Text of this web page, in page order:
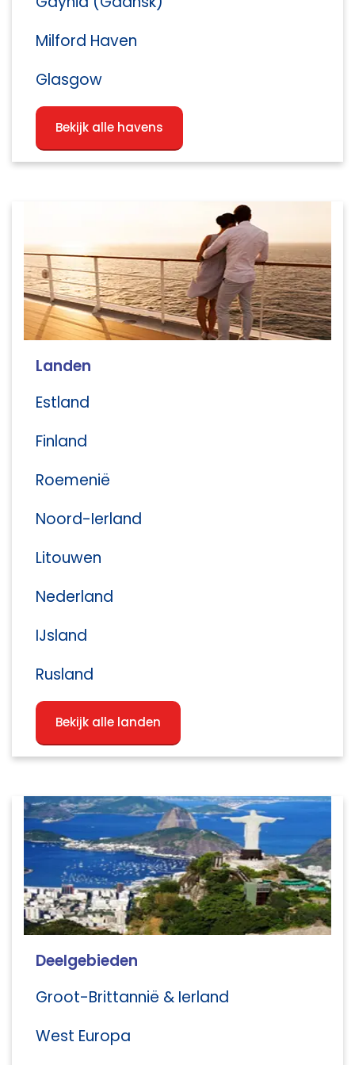
Milford Haven
Glasgow
Bekijk alle havens
Landen
Estland
Finland
Roemenië
Noord-Ierland
Litouwen
Nederland
IJsland
Rusland
Bekijk alle landen
Deelgebieden
Groot-Brittannië & Ierland
West Europa